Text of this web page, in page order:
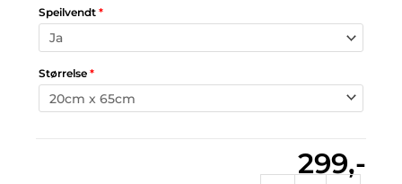
Speilvendt *
Størrelse *
299,-